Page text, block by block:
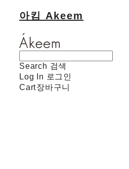
아킴 Akeem
Search 검색
Log In 로그인
Cart장바구니